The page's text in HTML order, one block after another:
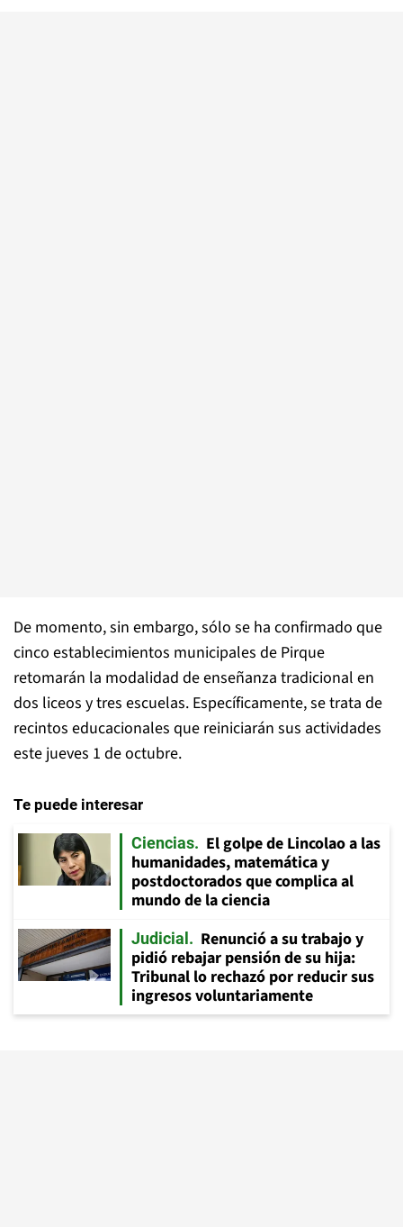
De momento, sin embargo, sólo se ha confirmado que
cinco establecimientos municipales de Pirque
retomarán la modalidad de enseñanza tradicional en
dos liceos y tres escuelas. Específicamente, se trata de
recintos educacionales que reiniciarán sus actividades
este jueves 1 de octubre.
Te puede interesar
Ciencias
El golpe de Lincolao a las
humanidades, matemática y
postdoctorados que complica al
mundo de la ciencia
Judicial
Renunció a su trabajo y
pidió rebajar pensión de su hija:
Tribunal lo rechazó por reducir sus
ingresos voluntariamente